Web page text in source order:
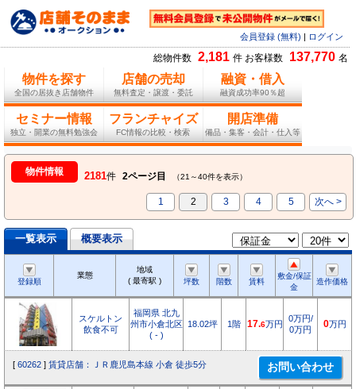
会員登録 (無料) ログイン
総物件数 2,181 件 お客様数 137,770 名
物件を探す
全国の居抜き店舗物件
店舗の売却
無料査定・譲渡・委託
融資・借入
融資成功率90％超
セミナー情報
独立・開業の無料勉強会
フランチャイズ
FC情報の比較・検索
開店準備
備品・集客・会計・仕入等
物件情報 2181件 2ページ目 （21～40件を表示）
1 2 3 4 5 次へ >
一覧表示 概要表示
登録順
業態
地域
( 最寄駅 )
坪数 階数 賃料
敷金/保証
金
造作価格
スケルトン
飲食不可
福岡県 北九
州市小倉北区
( - )
18.02坪 1階 17.6万円
0万円/
0万円
0万円
[ 60262 ] 賃貸店舗：ＪＲ鹿児島本線 小倉 徒歩5分